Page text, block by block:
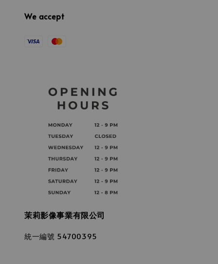
We accept
茉莉影像事業有限公司
統一編號 54700395